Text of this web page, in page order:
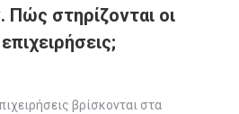
Πώς στηρίζονται οι
βρίσκονται στα